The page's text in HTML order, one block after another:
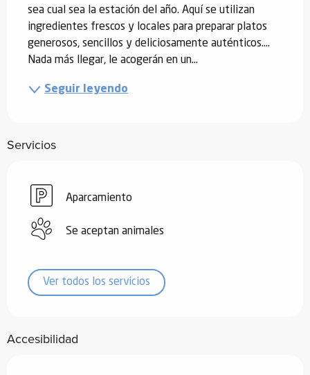
sea cual sea la estación del año. Aquí se utilizan
ingredientes frescos y locales para preparar platos
generosos, sencillos y deliciosamente auténticos....
Nada más llegar, le acogerán en un...
Seguir leyendo
Servicios
Aparcamiento
Se aceptan animales
Ver todos los servicios
Accesibilidad